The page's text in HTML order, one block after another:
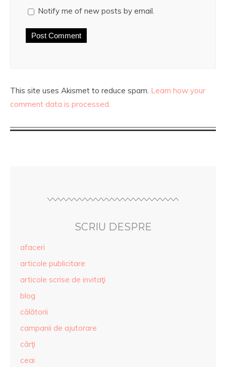
Notify me of new posts by email.
This site uses Akismet to reduce spam. Learn how your
comment data is processed.
SCRIU DESPRE
afaceri
articole publicitare
articole scrise de invitaţi
blog
călătorii
campanii de ajutorare
cărţi
ceai